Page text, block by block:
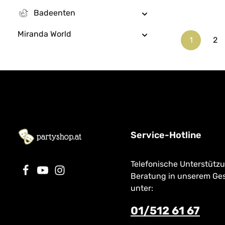
Badeenten
Miranda World
Seite
1 2
Service-Hotline
Telefonische
Beratung in unserem
unter:
01/512 61 67